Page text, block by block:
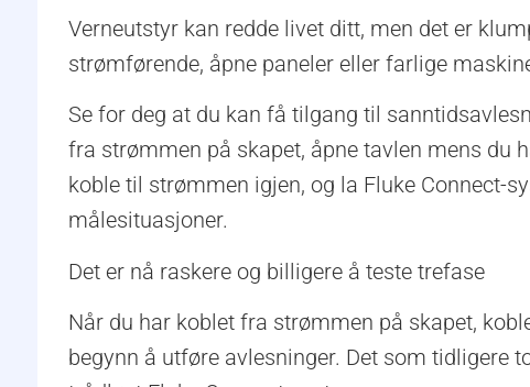
Verneutstyr kan redde livet ditt, men det er
strømførende, åpne paneler eller farlige
Se for deg at du kan få tilgang til
fra strømmen på skapet, åpne tavlen mens du
koble til strømmen igjen, og la Fluke Connect-
målesituasjoner.
Det er nå raskere og billigere å teste trefase
Når du har koblet fra strømmen på skapet,
begynn å utføre avlesninger. Det som tidligere